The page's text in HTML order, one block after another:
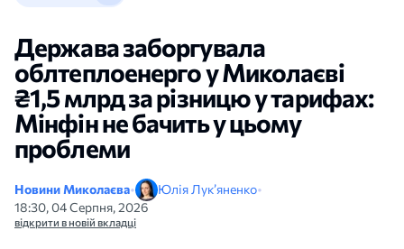
Держава заборгувала
облтеплоенерго у Миколаєві
₴1,5 млрд за різницю у тарифах:
Мінфін не бачить у цьому
проблеми
Новини Миколаєва• Юлія Лук’яненко•
18:30, 04 Серпня, 2026
відкрити в новій вкладці